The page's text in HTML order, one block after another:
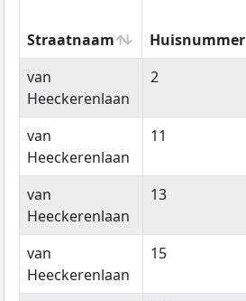
Straatnaam Huisnummer
Straatnaam
Huisnummer
van
Heeckerenlaan
2
van
Heeckerenlaan
11
van
Heeckerenlaan
13
van
Heeckerenlaan
15